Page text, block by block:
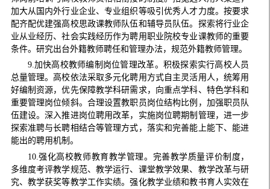
加大从国内外行业企业、专业组织等吸引优秀人才力度。按要求
配齐配优建强高校思政课教师队伍和辅导员队伍。探索将行业企
业从业经历、社会实践经历作为聘用职业院校专业课教师的重要
条件。研究出台外籍教师聘任和管理办法，规范外籍教师管理。
9.加快高校教师编制岗位管理改革。积极探索实行高校人员
总量管理。高校依法采取多元化聘用方式自主灵活用人，统筹用
好编制资源，优先保障教学科研需求，向重点学科、特色学科和
重要管理岗位倾斜。合理设置教职员岗位结构比例，加强职员队
伍建设。深入推进岗位聘用改革，实施岗位聘期制管理，进一步
探索准聘与长聘相结合等管理方式，落实和完善能上能下、能进
能出的聘用机制。
10.强化高校教师教育教学管理。完善教学质量评价制度，
多维度考评教学规范、教学运行、课堂教学效果、教学改革与研
究、教学获奖等教学工作实绩。强化教学业绩和教书育人实效在